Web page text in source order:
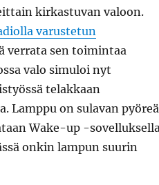
kirkastuvan valoon.
varustetun
verrata sen toimintaa
valo simuloi nyt
telakkaan
Lamppu on sulavan pyöreä
Wake-up -
onkin lampun suurin